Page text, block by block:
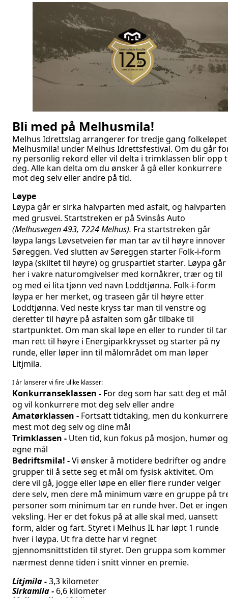
Bli med på Melhusmila!
Melhus Idrettslag arrangerer for tredje gang folkeløpet
Melhusmila! under Melhus Idrettsfestival. Om du går
ny personlig rekord eller vil delta i trimklassen blir opp
deg. Alle kan delta om du ønsker å gå eller konkurrere
mot deg selv eller andre på tid.
Løype
Løypa går er sirka halvparten med asfalt, og halvparten
med grusvei. Startstreken er på Svinsås Auto
(Melhusvegen 493, 7224 Melhus). Fra startstreken går
løypa langs Løvsetveien før man tar av til høyre innover
Søreggen. Ved slutten av Søreggen starter Folk-i-form
løypa (skiltet til høyre) og gruspartiet starter. Løypa går
her i vakre naturomgivelser med kornåkrer, trær og til
og med ei lita tjønn ved navn Loddtjønna. Folk-i-form
løypa er her merket, og traseen går til høyre etter
Loddtjønna. Ved neste kryss tar man til venstre og
deretter til høyre på asfalten som går tilbake til
startpunktet. Om man skal løpe en eller to runder til tar
man rett til høyre i Energiparkkrysset og starter på ny
runde, eller løper inn til målområdet om man løper
Litjmila.
I år lanserer vi fire ulike klasser:
Konkurranseklassen - For deg som har satt deg et mål
og vil konkurrere mot deg selv eller andre
Amatørklassen - Fortsatt tidtaking, men du
mest mot deg selv og dine mål
Trimklassen - Uten tid, kun fokus på mosjon, humør og
egne mål
Bedriftsmila! -Vi ønsker å motidere bedrifter og andre
grupper til å sette seg et mål om fysisk aktivitet. Om
dere vil gå, jogge eller løpe en eller flere runder velger
dere selv, men dere må minimum være en gruppe på
personer som minimum tar en runde hver. Det er ingen
veksling. Her er det fokus på at alle skal med, uansett
form, alder og fart. Styret i Melhus IL har løpt 1 runde
hver i løypa. Ut fra dette har vi regnet
gjennomsnittstiden til styret. Den gruppa som kommer
nærmest denne tiden i snitt vinner en premie.
Litjmila -3,3 kilometer
Sirkamila - 6,6 kilometer